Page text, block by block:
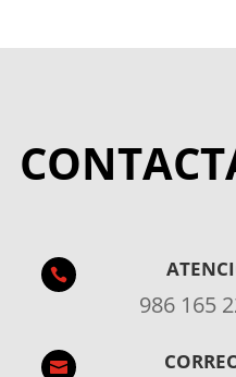

986 165
